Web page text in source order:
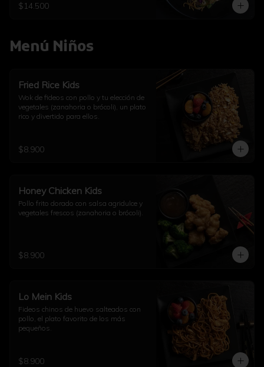
$14.500
Menú Niños
Fried Rice Kids
Wok de fideos con pollo y tu elección de
vegetales (zanahoria o brócoli), un plato
rico y divertido para ellos.
$8.900
Honey Chicken Kids
Pollo frito dorado con salsa agridulce y
vegetales frescos (zanahoria o brócoli).
$8.900
Lo Mein Kids
Fideos chinos de huevo salteados con
pollo, el plato favorito de los más
pequeños.
$8.900